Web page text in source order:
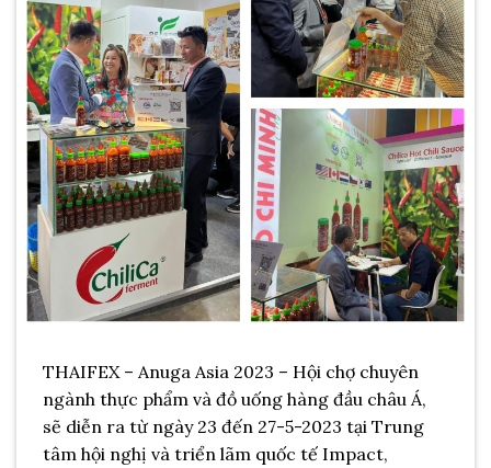
THAIFEX – Anuga Asia 2023 – Hội chợ chuyên
ngành thực phẩm và đồ uống hàng đầu châu Á,
sẽ diễn ra từ ngày 23 đến 27-5-2023 tại Trung
tâm hội nghị và triển lãm quốc tế Impact,